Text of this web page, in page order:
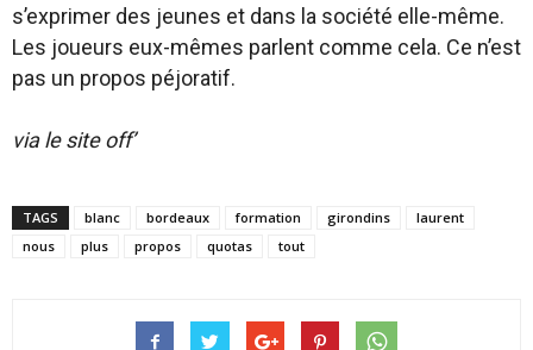
s’exprimer des jeunes et dans la société elle-même.
Les joueurs eux-mêmes parlent comme cela. Ce n’est
pas un propos péjoratif.
via le site off’
TAGS blanc bordeaux formation girondins
laurent
nous
plus propos quotas tout